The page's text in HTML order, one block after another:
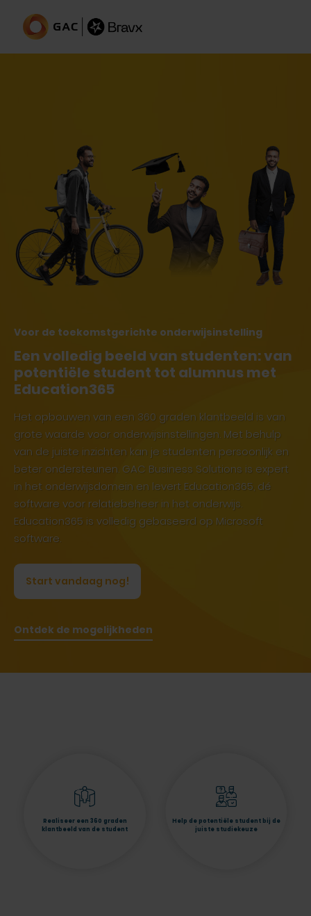
Voor de toekomstgerichte onderwijsinstelling
Een volledig beeld van studenten: van
potentiële student tot alumnus met
Education365
Het opbouwen van een 360 graden klantbeeld is van
grote waarde voor onderwijsinstellingen. Met behulp
van de juiste inzichten kan je studenten persoonlijk en
beter ondersteunen. GAC Business Solutions is expert
in het onderwijsdomein en levert Education365, dé
software voor relatiebeheer in het onderwijs.
Education365 is volledig gebaseerd op Microsoft
software.
Start vandaag nog!
Ontdek de mogelijkheden
Realiseer een 360 graden
klantbeeld van de student
Help de potentiële student bij de
juiste studiekeuze